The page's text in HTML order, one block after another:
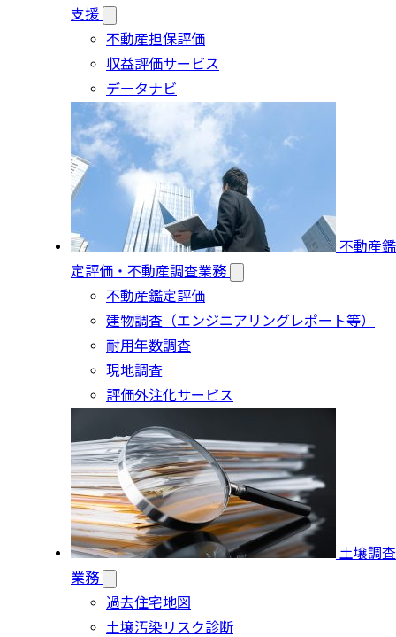
支援
不動産担保評価
収益評価サービス
データナビ
不動産鑑
定評価・不動産調査業務
不動産鑑定評価
建物調査（エンジニアリングレポート等）
耐用年数調査
現地調査
評価外注化サービス
土壌調査
業務
過去住宅地図
土壌汚染リスク診断